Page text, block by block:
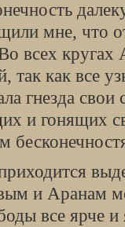
мне, что
всех
так как все
гнезда свои
и гонящих
и Аранам
все ярче и